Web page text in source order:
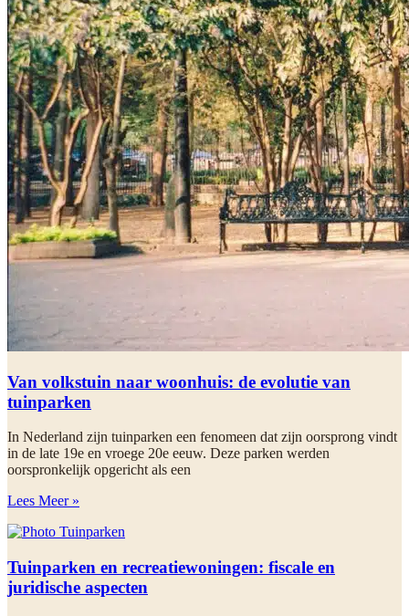
Van volkstuin naar woonhuis: de evolutie van
tuinparken
In Nederland zijn tuinparken een fenomeen dat zijn oorsprong vindt
in de late 19e en vroege 20e eeuw. Deze parken werden
oorspronkelijk opgericht als een
Lees Meer »
Tuinparken en recreatiewoningen: fiscale en
juridische aspecten